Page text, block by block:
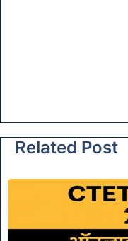
Related Post